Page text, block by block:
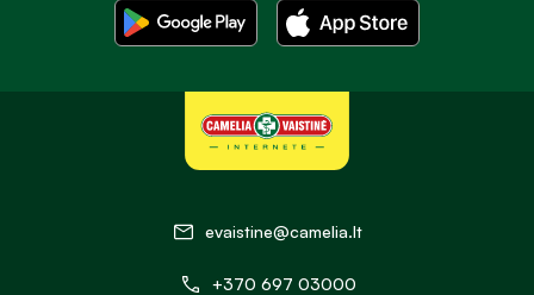
evaistine@camelia.lt
+370 697 03000